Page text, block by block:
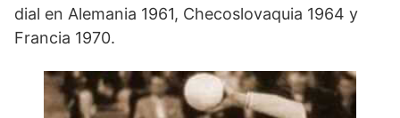
dial en Alemania 1961, Checoslovaquia 1964 y
Francia 1970.